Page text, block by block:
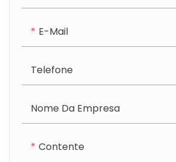
E-Mail
Telefone
Nome Da Empresa
Contente